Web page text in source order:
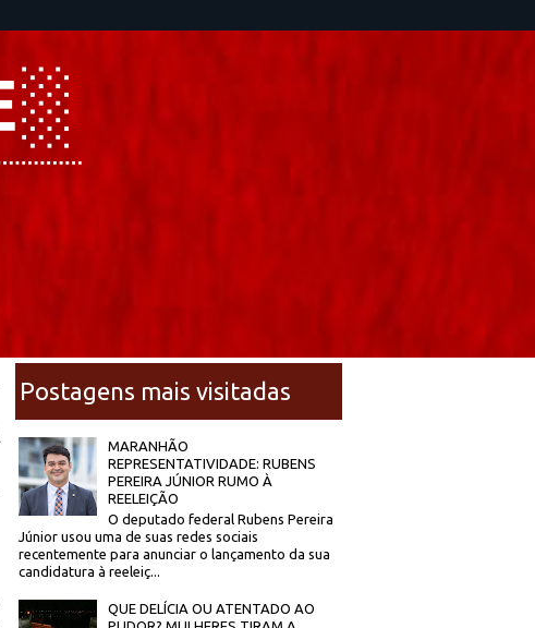
Postagens mais visitadas
MARANHÃO
REPRESENTATIVIDADE: RUBENS
PEREIRA JÚNIOR RUMO À
REELEIÇÃO
O deputado federal Rubens Pereira
Júnior usou uma de suas redes sociais
recentemente para anunciar o lançamento da sua
candidatura à reeleiç...
QUE DELÍCIA OU ATENTADO AO